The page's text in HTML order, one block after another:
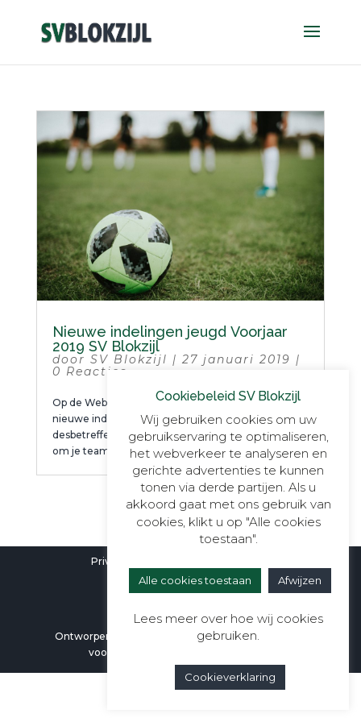
Nieuwe indelingen jeugd Voorjaar
2019 SV Blokzijl
door SV Blokzijl | 27 januari 2019 |
0 Reacties
Op de Website van SV Blokzijl staan weer de
nieuwe indelingen op de pagina’s van de
desbetreffende teams. Kijk snel op www.svblokzijl.nl
om je team te bekijken.
Privacyverklaring
Ontworpen door Berali Webdesign| Alle rechten
voorbehouden aan SV Blokzijl ©2026
Cookiebeleid SV Blokzijl
Wij gebruiken cookies om uw
gebruikservaring te optimaliseren,
het webverkeer te analyseren en
gerichte advertenties te kunnen
tonen via derde partijen. Als u
akkoord gaat met ons gebruik van
cookies, klikt u op "Alle cookies
toestaan".
Alle cookies toestaan Afwijzen
Lees meer over hoe wij cookies
gebruiken.
Cookieverklaring